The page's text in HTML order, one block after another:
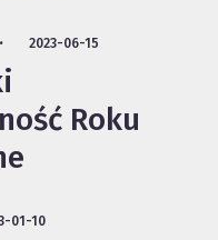
2023-06-15
Roku
01-10